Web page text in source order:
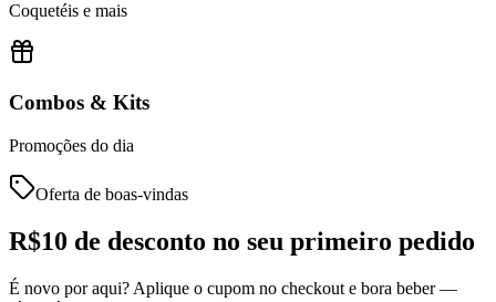
Coquetéis e mais
Combos & Kits
Promoções do dia
Oferta de boas-vindas
R$10 de desconto no seu primeiro pedido
É novo por aqui? Aplique o cupom no checkout e bora beber —